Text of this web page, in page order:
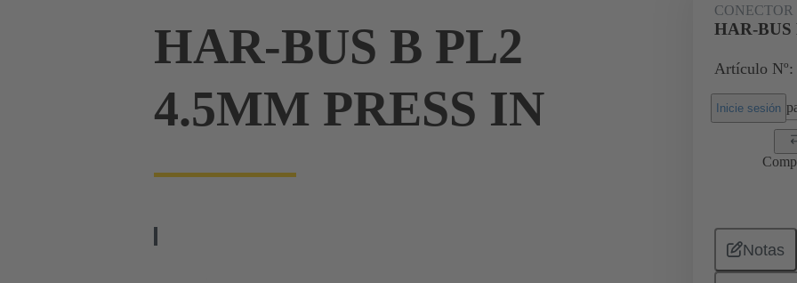
HAR-BUS B PL2
4.5MM PRESS IN
HAR-BUS
Artículo Nº:
Inicie sesión
Notas